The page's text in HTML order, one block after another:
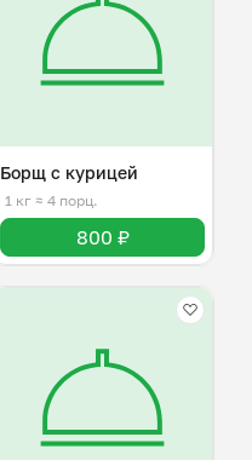
Борщ с курицей
1 кг ≈ 4 порц.
800 ₽